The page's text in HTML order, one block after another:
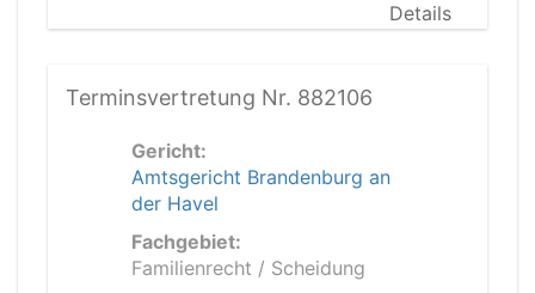
Details
Terminsvertretung Nr. 882106
Gericht:
Amtsgericht Brandenburg an
der Havel
Fachgebiet:
Familienrecht / Scheidung